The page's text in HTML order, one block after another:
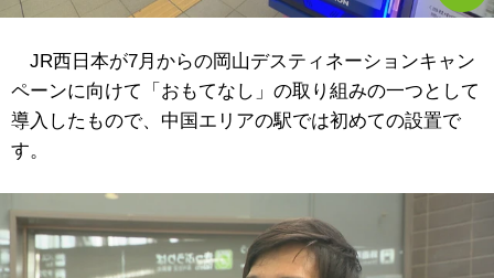
JR西日本が7月からの岡山デスティネーションキャン
ペーンに向けて「おもてなし」の取り組みの一つとして
導入したもので、中国エリアの駅では初めての設置で
す。